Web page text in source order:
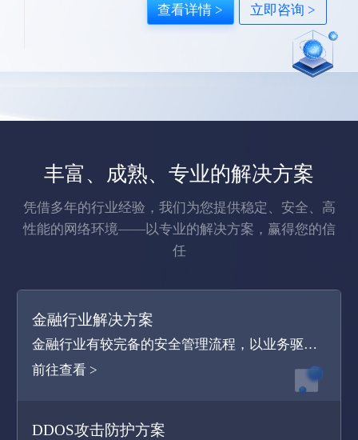
查看详情 >
立即咨询 >
丰富、成熟、专业的解决方案
凭借多年的行业经验，我们为您提供稳定、安全、高
性能的网络环境——以专业的解决方案，赢得您的信
任
金融行业解决方案
金融行业有较完备的安全管理流程，以业务驱动安全建设为主，更关注安全数据指标的采集和安全分析能力，对高级威胁的检测较为关注。防御吧基于多年在金融行业的实战经验，提供整套的云安全解决方案，建立纵深防御体系，保障金融客户云上安全和数据安全，打造智慧金融。
前往查看 >
DDOS攻击防护方案